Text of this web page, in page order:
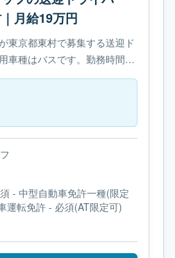
月給19万円
東京都東村で募集する送迎ド
車種はバスです。勤務時間
。必要免許は- 中型自動車免許
- 中型自動車免許一種(限定
運転免許 - 必須(AT限定可)